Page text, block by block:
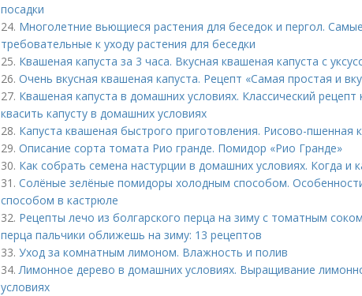
посадки
24. Многолетние вьющиеся растения для беседок и пергол.
требовательные к уходу растения для беседки
25. Квашеная капуста за 3 часа. Вкусная квашеная капуста с
26. Очень вкусная квашеная капуста. Рецепт «Самая простая и
27. Квашеная капуста в домашних условиях. Классический
квасить капусту в домашних условиях
28. Капуста квашеная быстрого приготовления. Рисово-пшенная
29. Описание сорта томата Рио гранде. Помидор «Рио Гранде»
30. Как собрать семена настурции в домашних условиях. Когда и
31. Солёные зелёные помидоры холодным способом.
способом в кастрюле
32. Рецепты лечо из болгарского перца на зиму с томатным
перца пальчики оближешь на зиму: 13 рецептов
33. Уход за комнатным лимоном. Влажность и полив
34.Лимонное дерево в домашних условиях. Выращивание
условиях